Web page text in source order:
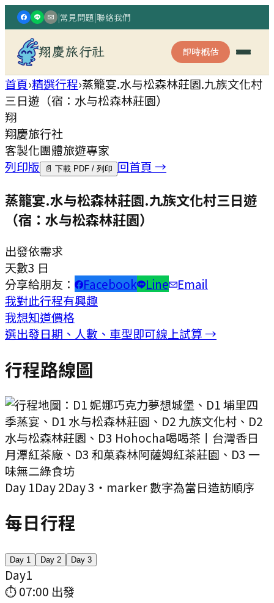
|常見問題|聯絡我們
翔慶旅行社 即時概估
首頁›精選行程›蒸籠宴.水与松森林莊園.九族文化村
三日遊（宿：水与松森林莊園）
翔
翔慶旅行社
客製化團體旅遊專家
列印版
📄 下載 PDF / 列印 回首頁 →
蒸籠宴.水与松森林莊園.九族文化村三日遊
（宿：水与松森林莊園）
出發依需求
天數3 日
分享給朋友：
Facebook Line
Email
我對此行程有興趣
我想知道價格
選出發日期、人數、車型即可線上試算 →
行程路線圖
Day 1Day2Day3 ・marker 數字為當日造訪順序
每日行程
Day 1 Day 2 Day 3
Day1
⏱07:00 出發